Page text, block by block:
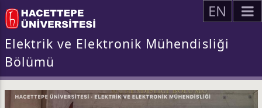
EN
Elektrik ve Elektronik Mühendisliği
Bölümü